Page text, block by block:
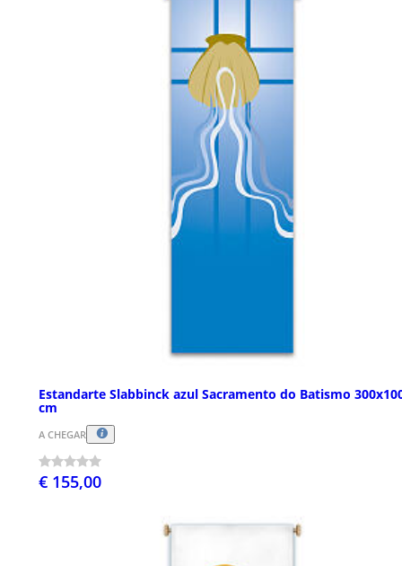
Estandarte Slabbinck azul Sacramento do Batismo
cm
A CHEGAR
€ 155,00